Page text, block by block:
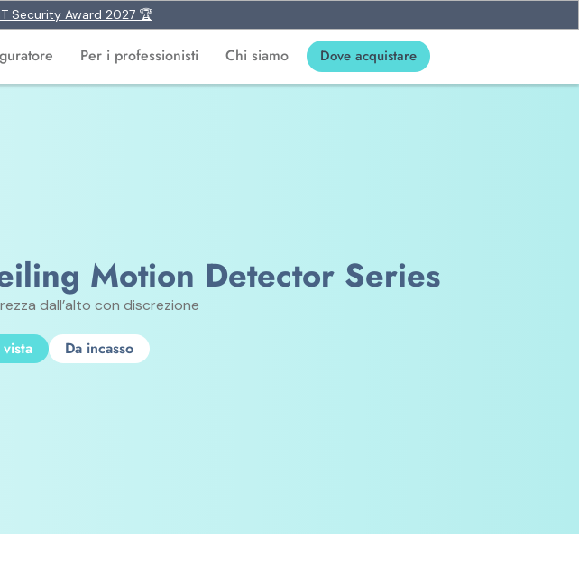
Security Award 2027 🏆
Per i professionisti Chi siamo Dove acquistare
Motion Detector Series
dall’alto con discrezione
Da incasso